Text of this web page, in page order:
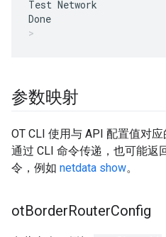
Test Network
参数映射
OT CLI 使用与 API 配置值对
通过 CLI 命令传递，也可能返
令，例如 netdata show。
otBorderRouterConfig